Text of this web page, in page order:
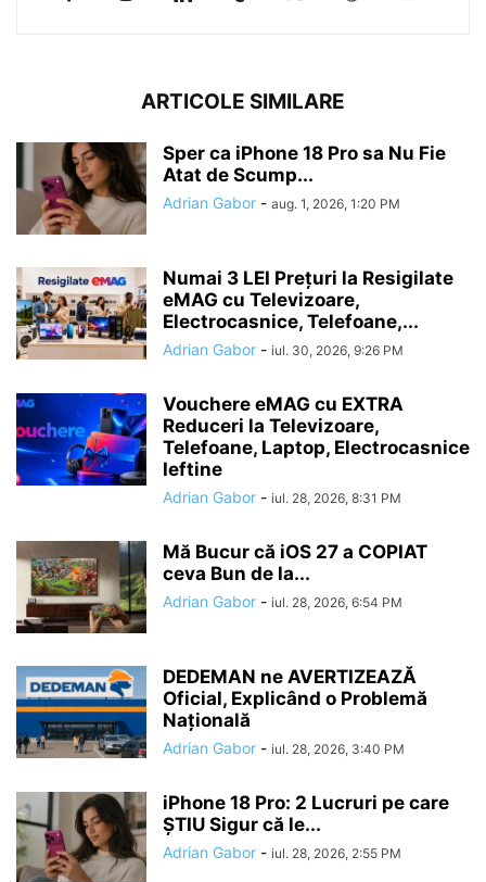
ARTICOLE SIMILARE
Sper ca iPhone 18 Pro sa Nu Fie
Atat de Scump...
Adrian Gabor - aug. 1, 2026, 1:20 PM
Numai 3 LEI Prețuri la Resigilate
eMAG cu Televizoare,
Electrocasnice, Telefoane,...
Adrian Gabor - iul. 30, 2026, 9:26 PM
Vouchere eMAG cu EXTRA
Reduceri la Televizoare,
Telefoane, Laptop, Electrocasnice
Ieftine
Adrian Gabor - iul. 28, 2026, 8:31 PM
Mă Bucur că iOS 27 a COPIAT
ceva Bun de la...
Adrian Gabor - iul. 28, 2026, 6:54 PM
DEDEMAN ne AVERTIZEAZĂ
Oficial, Explicând o Problemă
Națională
Adrian Gabor - iul. 28, 2026, 3:40 PM
iPhone 18 Pro: 2 Lucruri pe care
ȘTIU Sigur că le...
Adrian Gabor - iul. 28, 2026, 2:55 PM